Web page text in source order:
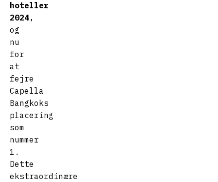
hoteller
2024,
og
nu
for
at
fejre
Capella
Bangkoks
placering
som
nummer
1.
Dette
ekstraordinære